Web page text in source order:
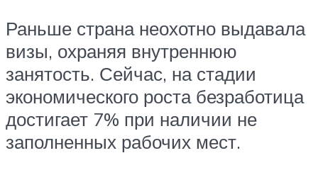
Раньше страна неохотно выдавала
визы, охраняя внутреннюю
занятость. Сейчас, на стадии
экономического роста безработица
достигает 7% при наличии не
заполненных рабочих мест.